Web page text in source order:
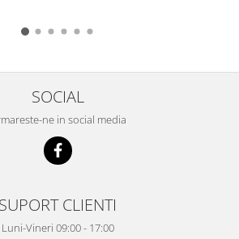
SOCIAL
ne in social media
SUPORT CLIENTI
Luni-Vineri 09:00 - 17:00